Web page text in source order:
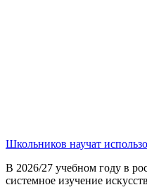
Школьников научат
В 2026/27 учебном году в
системное изучение